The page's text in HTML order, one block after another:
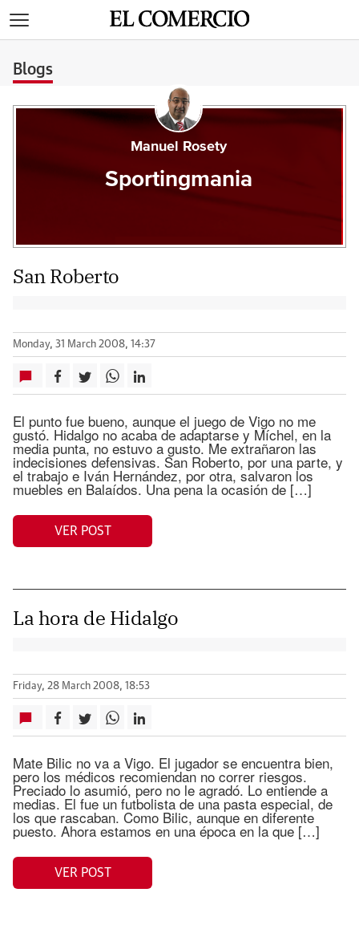
Blogs
Manuel Rosety
Sportingmania
San Roberto
Monday, 31 March 2008, 14:37
El punto fue bueno, aunque el juego de Vigo no me
gustó. Hidalgo no acaba de adaptarse y Míchel, en la
media punta, no estuvo a gusto. Me extrañaron las
indecisiones defensivas. San Roberto, por una parte, y
el trabajo e Iván Hernández, por otra, salvaron los
muebles en Balaídos. Una pena la ocasión de […]
VER POST
La hora de Hidalgo
Friday, 28 March 2008, 18:53
Mate Bilic no va a Vigo. El jugador se encuentra bien,
pero los médicos recomiendan no correr riesgos.
Preciado lo asumió, pero no le agradó. Lo entiende a
medias. El fue un futbolista de una pasta especial, de
los que rascaban. Como Bilic, aunque en diferente
puesto. Ahora estamos en una época en la que […]
VER POST